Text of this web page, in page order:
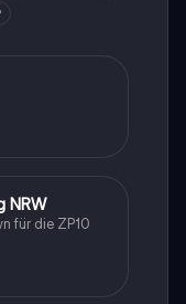
der
NRW
für die ZP10